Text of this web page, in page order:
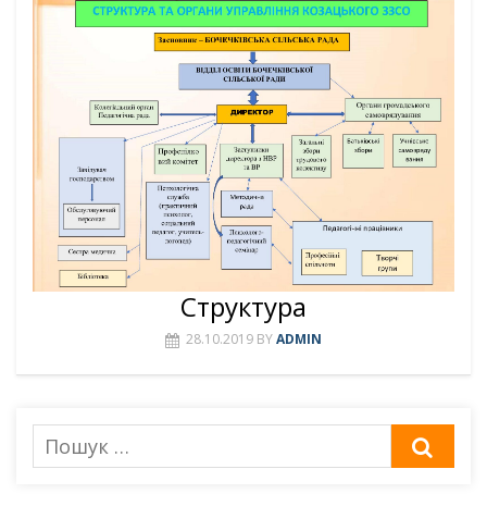
Структура
28.10.2019 BYADMIN
Пошук
для: